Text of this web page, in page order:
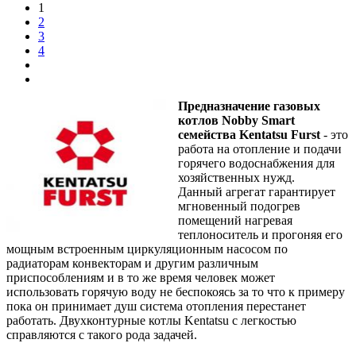
1
2
3
4
Предназначение газовых
котлов Nobby Smart
семейства Kentatsu Furst - это
работа на отопление и подачи
горячего водоснабжения для
хозяйственных нужд.
Данный агрегат гарантирует
мгновенный подогрев
помещений нагревая
теплоноситель и прогоняя его
мощным встроенным циркуляционным насосом по
радиаторам конвекторам и другим различным
приспособлениям и в то же время человек может
использовать горячую воду не беспокоясь за то что к примеру
пока он принимает душ система отопления перестанет
работать. Двухконтурные котлы Kentatsu с легкостью
справляются с такого рода задачей.